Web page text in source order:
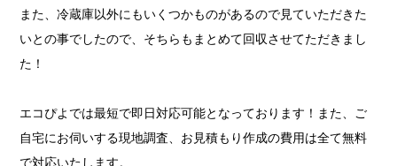
また、冷蔵庫以外にもいくつかものがあるので見ていただきた
いとの事でしたので、そちらもまとめて回収させてただきまし
た！
エコぴよでは最短で即日対応可能となっております！また、ご
自宅にお伺いする現地調査、お見積もり作成の費用は全て無料
で対応いたします。